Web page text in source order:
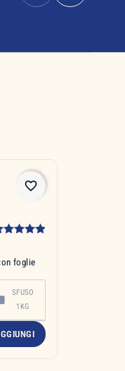
favorite_border
foglie
SFUSO
1KG